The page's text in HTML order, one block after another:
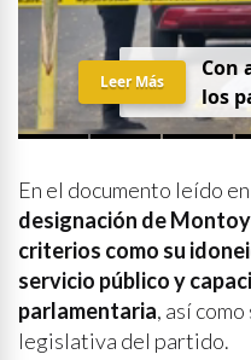
Con
los
Leer Más
En el documento leído
designación de
criterios como su
servicio público y
parlamentaria, así
legislativa del partido.